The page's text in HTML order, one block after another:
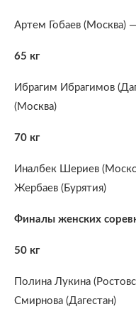
Артем Гобаев (Москва)
65 кг
Ибрагим Ибрагимов
(Москва)
70 кг
Иналбек Шериев
Жербаев (Бурятия)
Финалы женских
50 кг
Полина Лукина
Смирнова (Дагестан)